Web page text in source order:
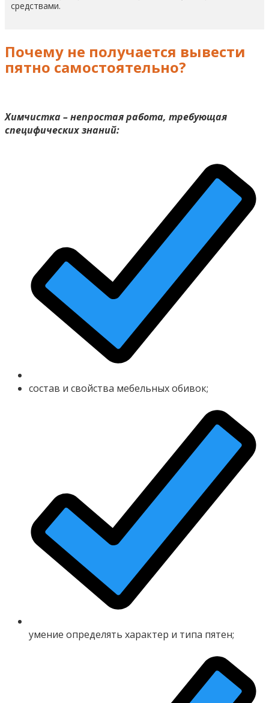
средствами.
Почему не получается вывести
пятно самостоятельно?
Химчистка – непростая работа, требующая
специфических знаний:
состав и свойства мебельных обивок;
умение определять характер и типа пятен;